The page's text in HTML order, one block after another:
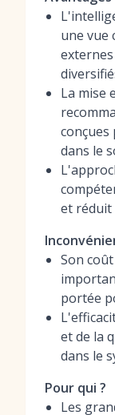
une vue
La mise
conçues
dans le
et réduit
Son
portée
et de la
dans le
Pour qui ?
Les